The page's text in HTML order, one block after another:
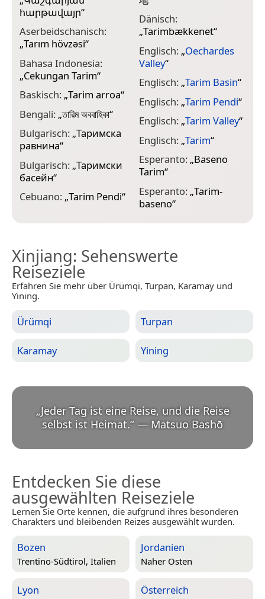
հարթավայր“
Aserbeidschanisch:
„Tarım hövzəsi“
Bahasa Indonesia:
„Cekungan Tarim“
Baskisch: „Tarim arroa“
Bengali: „তারিম অববাহিকা“
Bulgarisch: „Таримска
равнина“
Bulgarisch: „Таримски
басейн“
Cebuano: „Tarim Pendi“
Dänisch:
„Tarimbækkenet“
Englisch: „Oechardes
Valley“
Englisch: „Tarim Basin“
Englisch: „Tarim Pendi“
Englisch: „Tarim Valley“
Englisch: „Tarim“
Esperanto: „Baseno
Tarim“
Esperanto: „Tarim-
baseno“
Xinjiang: Sehenswerte
Reiseziele
Erfahren Sie mehr über Ürümqi, Turpan, Karamay und
Yining.
Ürümqi Turpan
Karamay Yining
„Jeder Tag ist eine Reise, und die Reise
selbst ist Heimat.“ — Matsuo Bashō
Entdecken Sie diese
ausgewählten Reiseziele
Lernen Sie Orte kennen, die aufgrund ihres besonderen
Charakters und bleibenden Reizes ausgewählt wurden.
Bozen
Trentino-Südtirol, Italien
Jordanien
Naher Osten
Lyon Österreich